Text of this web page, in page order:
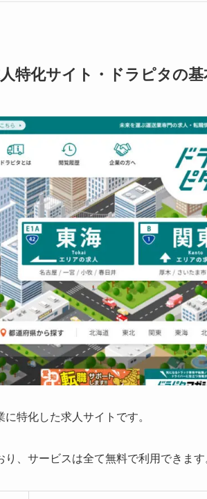
特化サイト・ドラピタの基
に特化した求人サイトです。
、サービスは全て無料で利用できます